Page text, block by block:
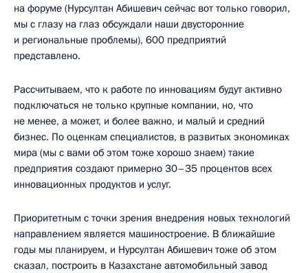
на форуме (Нурсултан Абишевич сейчас вот только говорил,
мы с глазу на глаз обсуждали наши двусторонние
и региональные проблемы), 600 предприятий
представлено.
Рассчитываем, что к работе по инновациям будут активно
подключаться не только крупные компании, но, что
не менее, а может, и более важно, и малый и средний
бизнес. По оценкам специалистов, в развитых экономиках
мира (мы с вами об этом тоже хорошо знаем) такие
предприятия создают примерно 30–35 процентов всех
инновационных продуктов и услуг.
Приоритетным с точки зрения внедрения новых технологий
направлением является машиностроение. В ближайшие
годы мы планируем, и Нурсултан Абишевич тоже об этом
сказал, построить в Казахстане автомобильный завод